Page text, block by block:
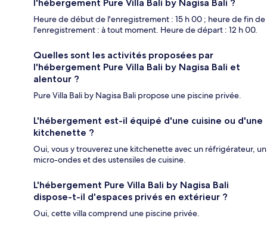
l'hébergement Pure Villa Bali by Nagisa Bali ?
Heure de début de l'enregistrement : 15 h 00 ; heure de fin de
l'enregistrement : à tout moment. Heure de départ : 12 h 00.
Quelles sont les activités proposées par
l'hébergement Pure Villa Bali by Nagisa Bali et
alentour ?
Pure Villa Bali by Nagisa Bali propose une piscine privée.
L'hébergement est-il équipé d'une cuisine ou d'une
kitchenette ?
Oui, vous y trouverez une kitchenette avec un réfrigérateur, un
micro-ondes et des ustensiles de cuisine.
L'hébergement Pure Villa Bali by Nagisa Bali
dispose-t-il d'espaces privés en extérieur ?
Oui, cette villa comprend une piscine privée.